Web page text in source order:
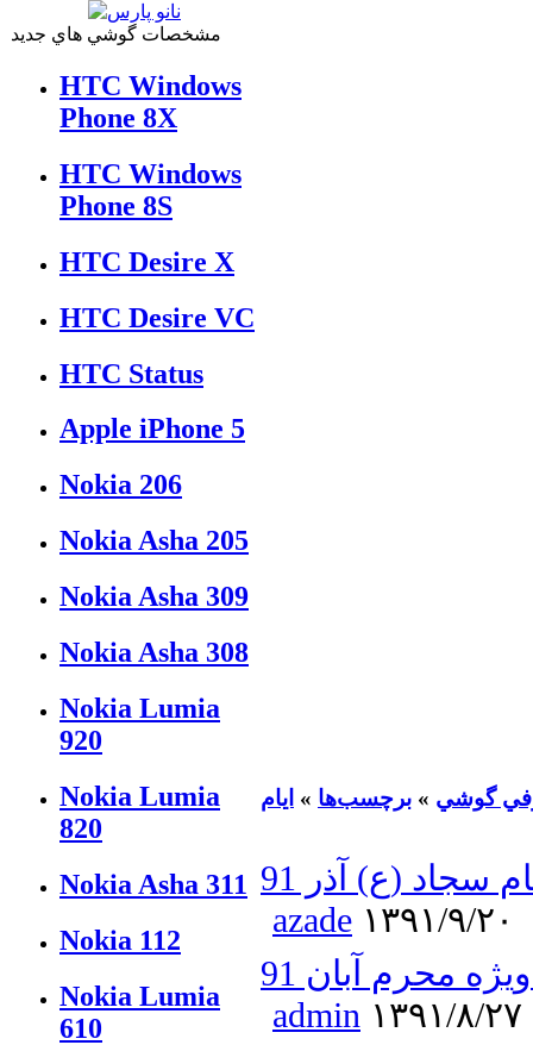
مشخصات گوشي هاي جديد
HTC Windows
Phone 8X
HTC Windows
Phone 8S
HTC Desire X
HTC Desire VC
HTC Status
Apple iPhone 5
Nokia 206
Nokia Asha 205
Nokia Asha 309
Nokia Asha 308
Nokia Lumia
920
Nokia Lumia
820
Nokia Asha 311
Nokia 112
Nokia Lumia
610
گوشي » برچسب‌ها » ایام
(ع) آذر 91
azade ۱۳۹۱/۹/۲۰
محرم آبان 91
admin ۱۳۹۱/۸/۲۷